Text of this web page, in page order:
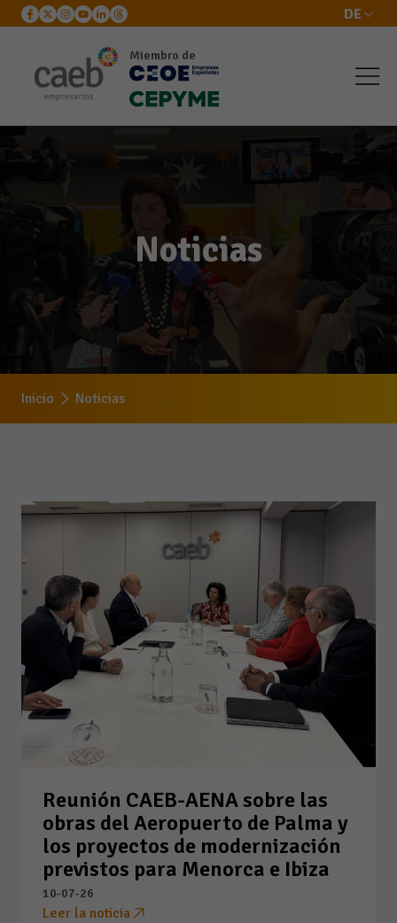
DE
Miembro de
Noticias
Inicio Noticias
Reunión CAEB-AENA sobre las
obras del Aeropuerto de Palma y
los proyectos de modernización
previstos para Menorca e Ibiza
10-07-26
Leer la noticia